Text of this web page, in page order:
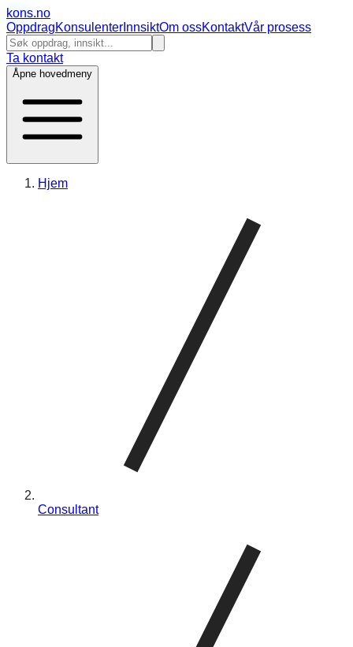
kons.no
OppdragKonsulenter InnsiktOm ossKontaktVår prosess
Ta kontakt
Åpne hovedmeny
Hjem
Consultant